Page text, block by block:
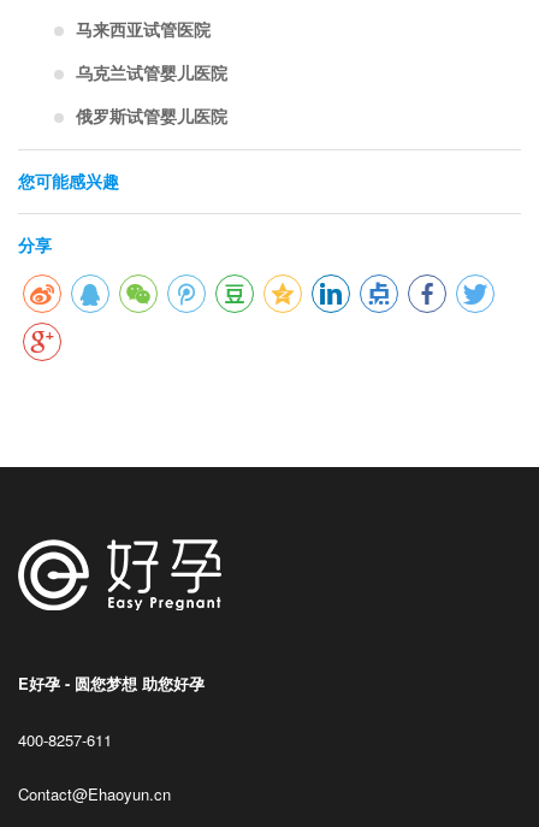
马来西亚试管医院
乌克兰试管婴儿医院
俄罗斯试管婴儿医院
您可能感兴趣
分享
E好孕 - 圆您梦想 助您好孕
400-8257-611
Contact@Ehaoyun.cn